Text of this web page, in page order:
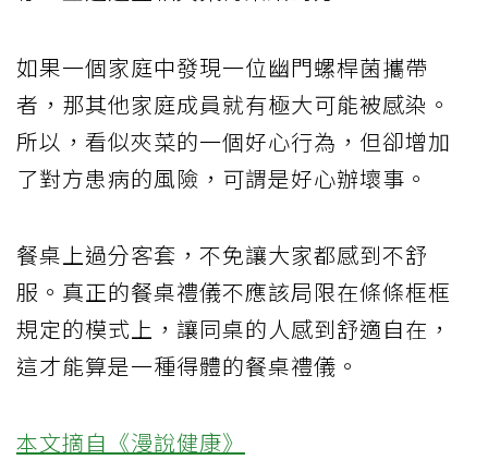
如果一個家庭中發現一位幽門螺桿菌攜帶
者，那其他家庭成員就有極大可能被感染。
所以，看似夾菜的一個好心行為，但卻增加
了對方患病的風險，可謂是好心辦壞事。
餐桌上過分客套，不免讓大家都感到不舒
服。真正的餐桌禮儀不應該局限在條條框框
規定的模式上，讓同桌的人感到舒適自在，
這才能算是一種得體的餐桌禮儀。
本文摘自《漫說健康》